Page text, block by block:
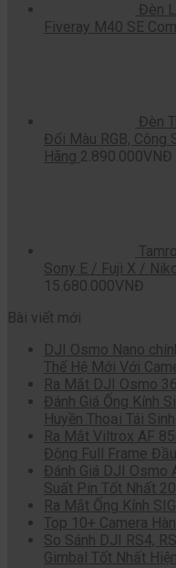
Đèn
Fiveray M40 SE
Đèn
Đổi Màu RGB,
Hãng 2.890.000VNĐ
Sony E / Fuji X /
15.680.000VNĐ
Bài viết mới
DJI Osmo Nano
Thế Hệ Mới Với
Ra Mắt DJI Osmo
Đánh Giá Ống Kính
Huyền Thoại Tái Sinh
Ra Mắt Viltrox AF
Động Full Frame
Đánh Giá DJI Osmo
Suất Pin Tốt Nhất
Ra Mắt Ống Kính
Top 10+ Camera
So Sánh DJI RS4,
Gimbal Tốt Nhất